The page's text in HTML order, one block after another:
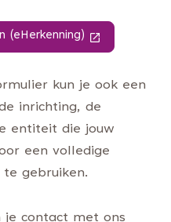
(eHerkenning) (Deze link
kun je ook een
inrichting, de
entiteit die jouw
een volledige
gebruiken.
je contact met ons